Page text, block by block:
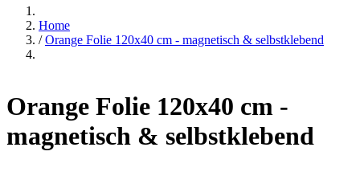
Home
/ Orange Folie 120x40 cm - magnetisch & selbstklebend
Orange Folie 120x40 cm -
magnetisch & selbstklebend